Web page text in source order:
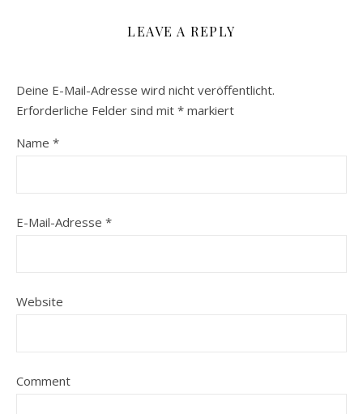
LEAVE A REPLY
Deine E-Mail-Adresse wird nicht veröffentlicht.
Erforderliche Felder sind mit * markiert
Name *
E-Mail-Adresse *
Website
Comment